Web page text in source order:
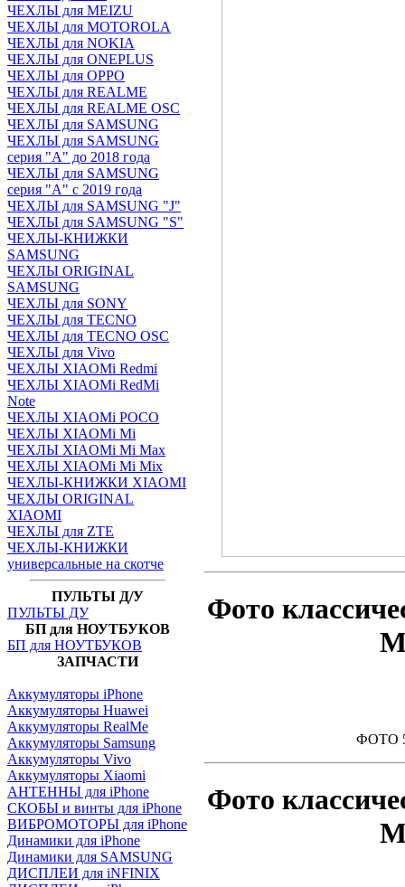
ЧЕХЛЫ для MEIZU
ЧЕХЛЫ для MOTOROLA
ЧЕХЛЫ для NOKIA
ЧЕХЛЫ для ONEPLUS
ЧЕХЛЫ для OPPO
ЧЕХЛЫ для REALME
ЧЕХЛЫ для REALME OSC
ЧЕХЛЫ для SAMSUNG
ЧЕХЛЫ для SAMSUNG
серия "A" до 2018 года
ЧЕХЛЫ для SAMSUNG
серия "A" с 2019 года
ЧЕХЛЫ для SAMSUNG "J"
ЧЕХЛЫ для SAMSUNG "S"
ЧЕХЛЫ-КНИЖКИ
SAMSUNG
ЧЕХЛЫ ORIGINAL
SAMSUNG
ЧЕХЛЫ для SONY
ЧЕХЛЫ для TECNO
ЧЕХЛЫ для TECNO OSC
ЧЕХЛЫ для Vivo
ЧЕХЛЫ XIAOMi Redmi
ЧЕХЛЫ XIAOMi RedMi
Note
ЧЕХЛЫ XIAOMi POCO
ЧЕХЛЫ XIAOMi Mi
ЧЕХЛЫ XIAOMi Mi Max
ЧЕХЛЫ XIAOMi Mi Mix
ЧЕХЛЫ-КНИЖКИ XIAOMI
ЧЕХЛЫ ORIGINAL
XIAOMI
ЧЕХЛЫ для ZTE
ЧЕХЛЫ-КНИЖКИ
универсальные на скотче
ПУЛЬТЫ Д/У
ПУЛЬТЫ ДУ
БП для НОУТБУКОВ
БП для НОУТБУКОВ
ЗАПЧАСТИ
Аккумуляторы iPhone
Аккумуляторы Huawei
Аккумуляторы RealMe
Аккумуляторы Samsung
Аккумуляторы Vivo
Аккумуляторы Xiaomi
АНТЕННЫ для iPhone
СКОБЫ и винты для iPhone
ВИБРОМОТОРЫ для iPhone
Динамики для iPhone
Динамики для SAMSUNG
ДИСПЛЕИ для iNFINIX
Фото
ФОТО
Фото